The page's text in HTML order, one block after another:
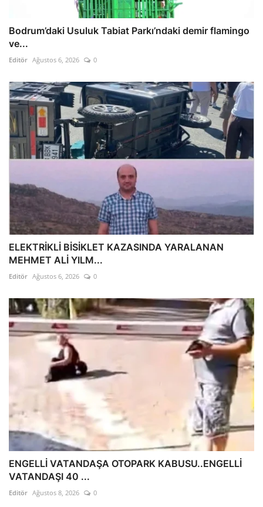
Bodrum’daki Usuluk Tabiat Parkı’ndaki demir flamingo
ve...
Editör Ağustos 6, 2026 0
ELEKTRİKLİ BİSİKLET KAZASINDA YARALANAN
MEHMET ALİ YILM...
Editör Ağustos 6, 2026 0
ENGELLİ VATANDAŞA OTOPARK KABUSU..ENGELLİ
VATANDAŞI 40 ...
Editör Ağustos 8, 2026 0